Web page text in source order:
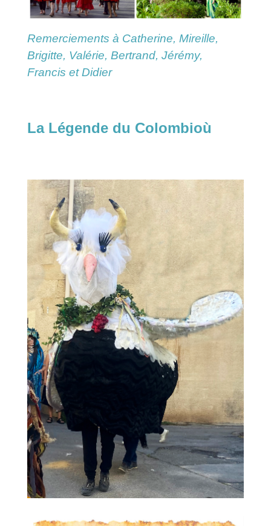
Remerciements à Catherine, Mireille,
Brigitte, Valérie, Bertrand, Jérémy,
Francis et Didier
La Légende du Colombioù